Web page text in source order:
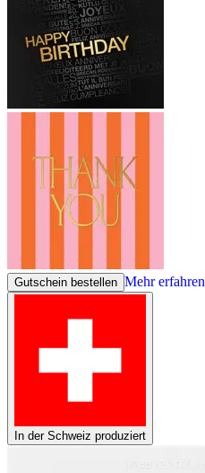
Gutschein bestellen Mehr erfahren
In der Schweiz produziert